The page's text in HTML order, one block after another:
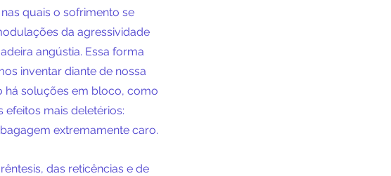
quais o sofrimento se
da agressividade
angústia. Essa forma
inventar diante de nossa
há soluções em bloco, como
mais deletérios:
extremamente caro.
das reticências e de